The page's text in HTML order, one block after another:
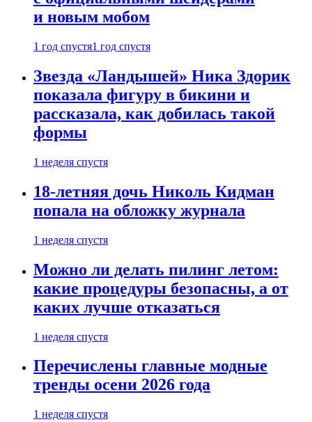
и новым мобом
1 год спустя1 год спустя
Звезда «Ландышей» Ника Здорик
показала фигуру в бикини и
рассказала, как добилась такой
формы
1 неделя спустя
18-летняя дочь Николь Кидман
попала на обложку журнала
1 неделя спустя
Можно ли делать пилинг летом:
какие процедуры безопасны, а от
каких лучше отказаться
1 неделя спустя
Перечислены главные модные
тренды осени 2026 года
1 неделя спустя